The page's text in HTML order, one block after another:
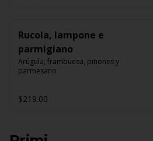
Rucola, lampone e
parmigiano
Arúgula, frambuesa, piñones y
parmesano
$219.00